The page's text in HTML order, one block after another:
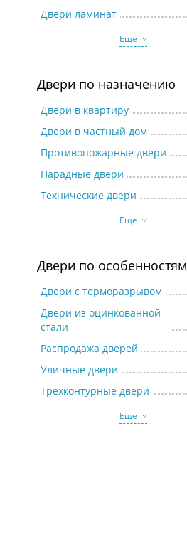
Двери ламинат
Еще
Двери по назначению
Двери в квартиру
Двери в частный дом
Противопожарные двери
Парадные двери
Технические двери
Еще
Двери по особенностям
Двери с терморазрывом
Двери из оцинкованной
стали
Распродажа дверей
Уличные двери
Трехконтурные двери
Еще